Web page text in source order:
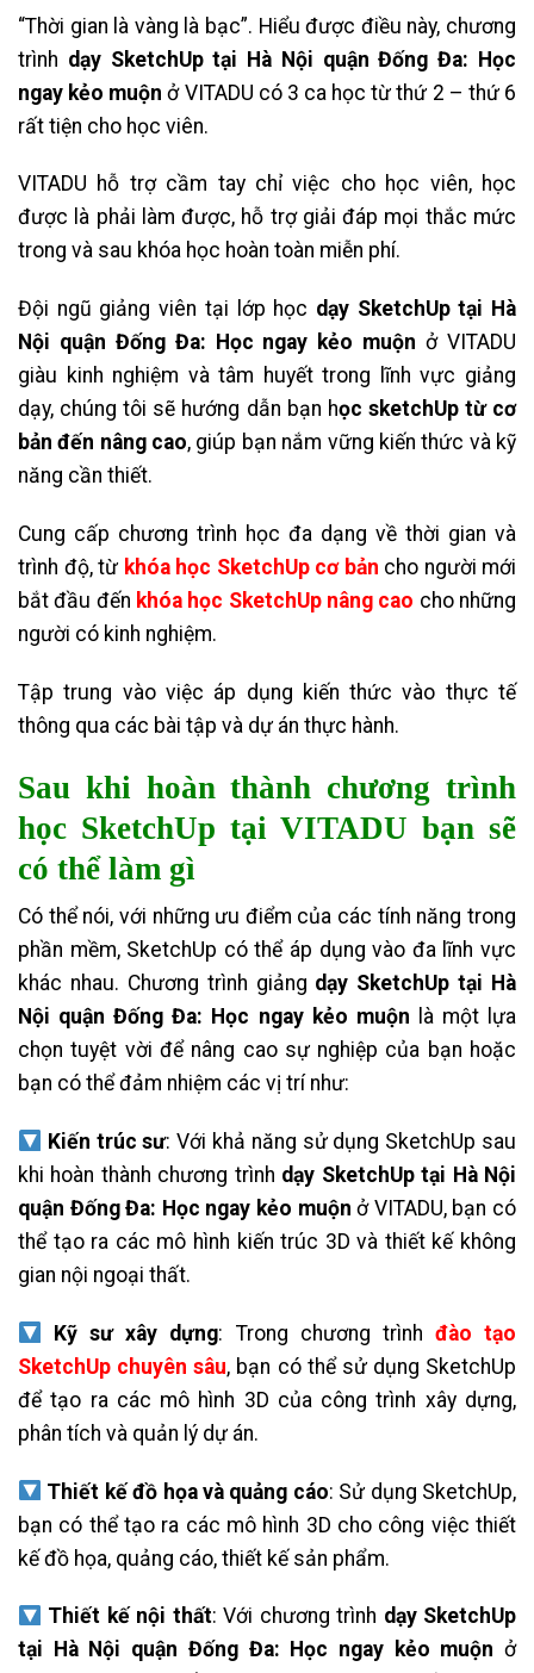
“Thời gian là vàng là bạc”. Hiểu được điều này, chương
trình dạy SketchUp tại Hà Nội quận Đống Đa: Học
ngay kẻo muộn ở VITADU có 3 ca học từ thứ 2 – thứ 6
rất tiện cho học viên.
VITADU hỗ trợ cầm tay chỉ việc cho học viên, học
được là phải làm được, hỗ trợ giải đáp mọi thắc mức
trong và sau khóa học hoàn toàn miễn phí.
Đội ngũ giảng viên tại lớp học dạy SketchUp tại Hà
Nội quận Đống Đa: Học ngay kẻo muộn ở VITADU
giàu kinh nghiệm và tâm huyết trong lĩnh vực giảng
dạy, chúng tôi sẽ hướng dẫn bạn học sketchUp từ cơ
bản đến nâng cao, giúp bạn nắm vững kiến thức và kỹ
năng cần thiết.
Cung cấp chương trình học đa dạng về thời gian và
trình độ, từ khóa học SketchUp cơ bản cho người mới
bắt đầu đến khóa học SketchUp nâng cao cho những
người có kinh nghiệm.
Tập trung vào việc áp dụng kiến thức vào thực tế
thông qua các bài tập và dự án thực hành.
Sau khi hoàn thành chương trình
học SketchUp tại VITADU bạn sẽ
có thể làm gì
Có thể nói, với những ưu điểm của các tính năng trong
phần mềm, SketchUp có thể áp dụng vào đa lĩnh vực
khác nhau. Chương trình giảng dạy SketchUp tại Hà
Nội quận Đống Đa: Học ngay kẻo muộn
là một lựa
chọn tuyệt vời để nâng cao sự nghiệp của bạn hoặc
bạn có thể đảm nhiệm các vị trí như:
Kiến trúc sư: Với khả năng sử dụng SketchUp sau
khi hoàn thành chương trình dạy SketchUp tại Hà Nội
quận Đống Đa: Học ngay kẻo muộn ở VITADU, bạn có
thể tạo ra các mô hình kiến trúc 3D và thiết kế không
gian nội ngoại thất.
Kỹ sư xây dựng: Trong chương trình đào tạo
SketchUp chuyên sâu, bạn có thể sử dụng SketchUp
để tạo ra các mô hình 3D của công trình xây dựng,
phân tích và quản lý dự án.
Thiết kế đồ họa và quảng cáo: Sử dụng SketchUp,
bạn có thể tạo ra các mô hình 3D cho công việc thiết
kế đồ họa, quảng cáo, thiết kế sản phẩm.
Thiết kế nội thất: Với chương trình dạy SketchUp
tại Hà Nội quận Đống Đa: Học ngay kẻo muộn ở